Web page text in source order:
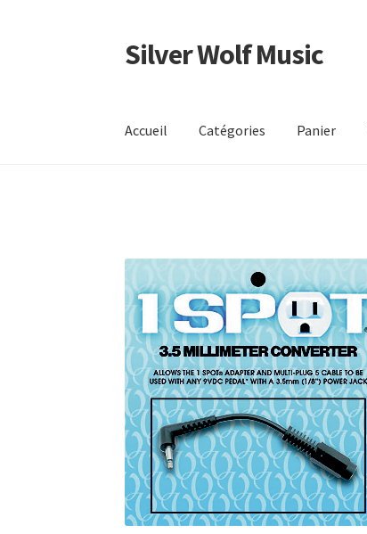
Aller
à
Aller
au
Silver Wolf Music
Accueil Catégories Panier